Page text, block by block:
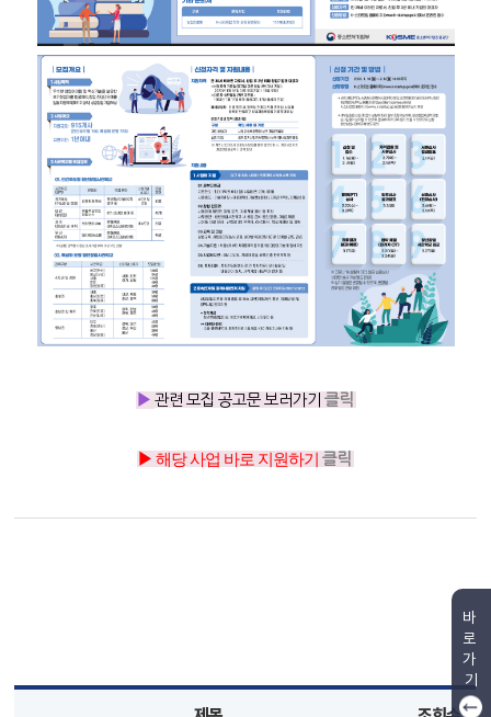
▶ 관련 모집 공고문 보러가기 클릭
▶ 해당 사업 바로 지원하기 클릭
바
로
가
기